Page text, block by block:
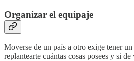
Organizar el equipaje
Moverse de un país a otro exige tener
replantearte cuántas cosas posees y si de